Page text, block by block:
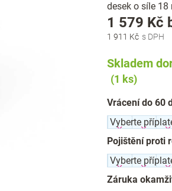
desek o síle 18
1 911 Kč
1 579 Kč
Skladem
(1 ks)
Vrácení do 60
Pojištění proti
Záruka